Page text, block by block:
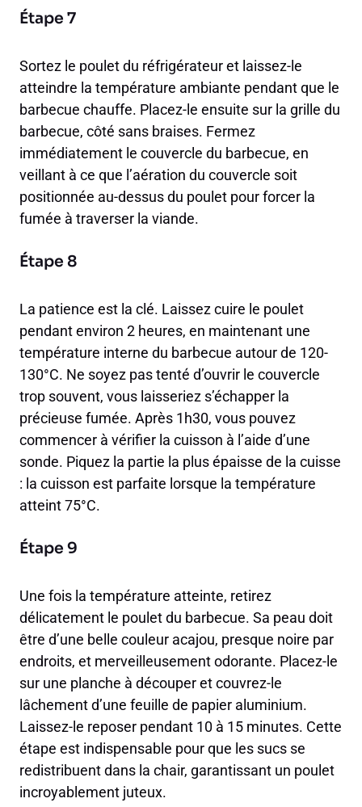
Étape 7
Sortez le poulet du réfrigérateur et laissez-le
atteindre la température ambiante pendant que le
barbecue chauffe. Placez-le ensuite sur la grille du
barbecue, côté sans braises. Fermez
immédiatement le couvercle du barbecue, en
veillant à ce que l’aération du couvercle soit
positionnée au-dessus du poulet pour forcer la
fumée à traverser la viande.
Étape 8
La patience est la clé. Laissez cuire le poulet
pendant environ 2 heures, en maintenant une
température interne du barbecue autour de 120-
130°C. Ne soyez pas tenté d’ouvrir le couvercle
trop souvent, vous laisseriez s’échapper la
précieuse fumée. Après 1h30, vous pouvez
commencer à vérifier la cuisson à l’aide d’une
sonde. Piquez la partie la plus épaisse de la cuisse
: la cuisson est parfaite lorsque la température
atteint 75°C.
Étape 9
Une fois la température atteinte, retirez
délicatement le poulet du barbecue. Sa peau doit
être d’une belle couleur acajou, presque noire par
endroits, et merveilleusement odorante. Placez-le
sur une planche à découper et couvrez-le
lâchement d’une feuille de papier aluminium.
Laissez-le reposer pendant 10 à 15 minutes. Cette
étape est indispensable pour que les sucs se
redistribuent dans la chair, garantissant un poulet
incroyablement juteux.